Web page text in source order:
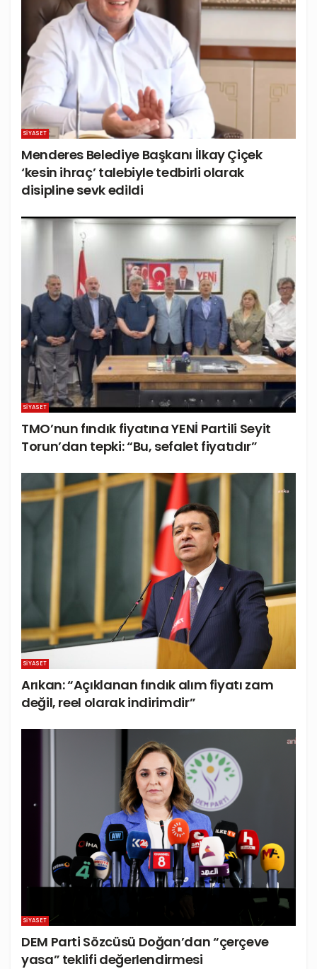
SIYASET
Menderes Belediye Başkanı İlkay Çiçek
‘kesin ihraç’ talebiyle tedbirli olarak
disipline sevk edildi
SIYASET
TMO’nun fındık fiyatına YENİ Partili Seyit
Torun’dan tepki: “Bu, sefalet fiyatıdır”
SIYASET
Arıkan: “Açıklanan fındık alım fiyatı zam
değil, reel olarak indirimdir”
SIYASET
DEM Parti Sözcüsü Doğan’dan “çerçeve
yasa” teklifi değerlendirmesi